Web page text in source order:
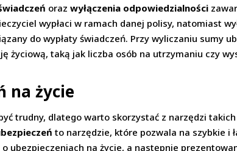
orazwyłączenia odpowiedzialności
wypłaci w ramach danej polisy, natomiast
do wypłaty świadczeń. Przy wyliczaniu sumy
życiową, taką jak liczba osób na utrzymaniu czy
na życie
trudny, dlatego warto skorzystać z narzędzi
to narzędzie, które pozwala na szybkie i
ubezpieczeniach na życie, a następnie